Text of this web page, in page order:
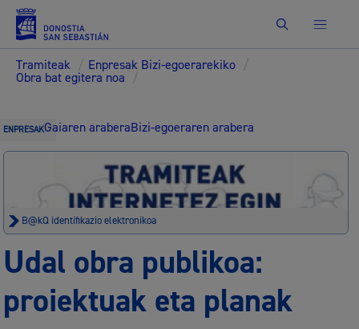
Bilatu
Tramiteak / Enpresak Bizi-egoerarekiko /
Obra bat egitera noa /
ENPRESAKGaiaren araberaBizi-egoeraren arabera
B@kQ identifikazio elektronikoa
Udal obra publikoa:
proiektuak eta planak